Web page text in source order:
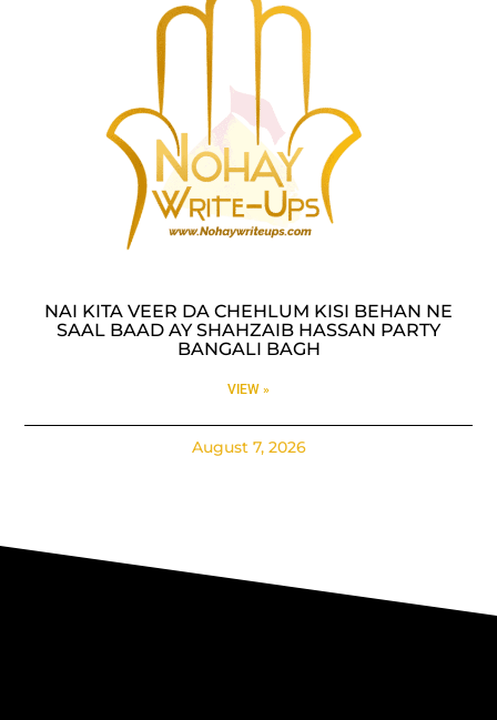
NAI KITA VEER DA CHEHLUM KISI BEHAN NE
SAAL BAAD AY SHAHZAIB HASSAN PARTY
BANGALI BAGH
VIEW »
August 7, 2026